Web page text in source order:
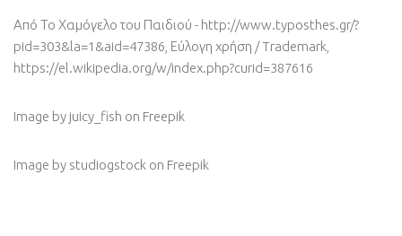
Από Το Χαμόγελο του Παιδιού - http://www.typosthes.gr/?
pid=303&la=1&aid=47386, Εύλογη χρήση / Trademark,
https://el.wikipedia.org/w/index.php?curid=387616
Image by juicy_fish on Freepik
Image by studiogstock on Freepik